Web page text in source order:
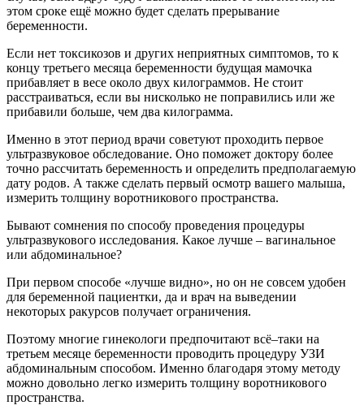
этом сроке ещё можно будет сделать прерывание
беременности.
Если нет токсикозов и других неприятных симптомов, то к
концу третьего месяца беременности будущая мамочка
прибавляет в весе около двух килограммов. Не стоит
расстраиваться, если вы нисколько не поправились или же
прибавили больше, чем два килограмма.
Именно в этот период врачи советуют проходить первое
ультразвуковое обследование. Оно поможет доктору более
точно рассчитать беременность и определить предполагаемую
дату родов. А также сделать первый осмотр вашего малыша,
измерить толщину воротникового пространства.
Бывают сомнения по способу проведения процедуры
ультразвукового исследования. Какое лучше – вагинальное
или абдоминальное?
При первом способе «лучше видно», но он не совсем удобен
для беременной пациентки, да и врач на выведении
некоторых ракурсов получает ограничения.
Поэтому многие гинекологи предпочитают всё–таки на
третьем месяце беременности проводить процедуру УЗИ
абдоминальным способом. Именно благодаря этому методу
можно довольно легко измерить толщину воротникового
пространства.